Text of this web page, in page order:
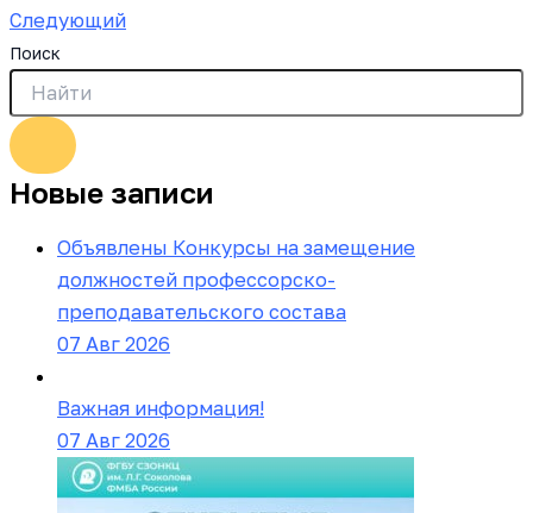
Следующий
Поиск
Новые записи
Объявлены Конкурсы на замещение
должностей профессорско-
преподавательского состава
07 Авг 2026
Важная информация!
07 Авг 2026